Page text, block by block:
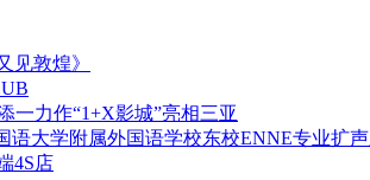
见敦煌》
一力作“1+X影城”亮相三亚
语大学附属外国语学校东校ENNE专业扩
4S店